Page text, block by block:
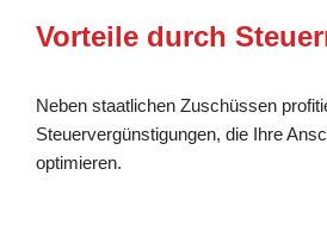
Vorteile durch
Neben staatlichen Zuschüssen
Steuervergünstigungen, die Ihre
optimieren.